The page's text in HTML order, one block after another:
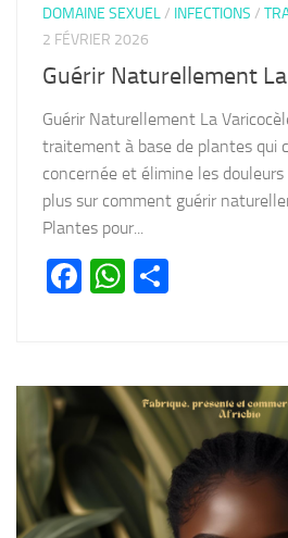
DOMAINE SEXUEL/ INFECTIONS /
2 FÉVRIER 2026
Guérir Naturellement
Guérir Naturellement La
traitement à base de plantes qui
concernée et élimine les
plus sur comment guérir
Plantes pour...
Facebook
WhatsApp